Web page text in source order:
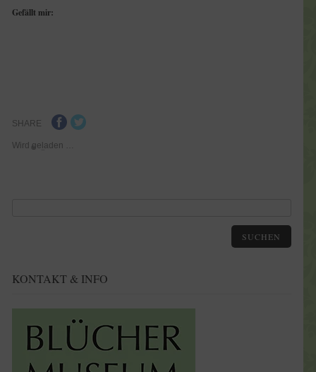
teilen
Gefällt mir:
Wird geladen …
SHARE
SUCHEN
KONTAKT & INFO